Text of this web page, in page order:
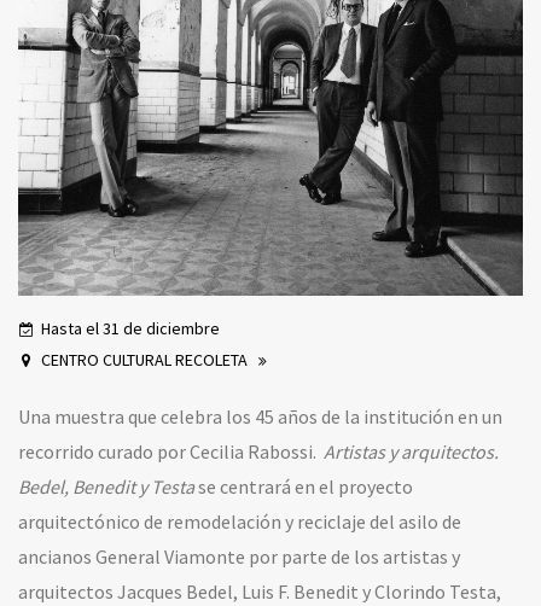
Hasta el 31 de diciembre
CENTRO CULTURAL RECOLETA
Una muestra que celebra los 45 años de la institución en un
recorrido curado por Cecilia Rabossi. Artistas y arquitectos.
Bedel, Benedit y Testase centrará en el proyecto
arquitectónico de remodelación y reciclaje del asilo de
ancianos General Viamonte por parte de los artistas y
arquitectos Jacques Bedel, Luis F. Benedit y Clorindo Testa,